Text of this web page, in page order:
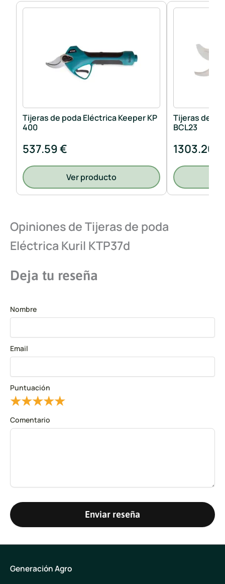
Tijeras de poda Eléctrica Keeper KP
400
537.59 €
Ver producto
Tijeras de
BCL23
1303.26 €
Opiniones de Tijeras de poda
Eléctrica Kuril KTP37d
Deja tu reseña
Nombre
Email
Puntuación
★
★
★
★
★
Comentario
Enviar reseña
Generación Agro